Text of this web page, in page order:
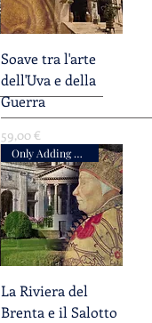
Soave tra l'arte
dell'Uva e della
Guerra
Prezzo
59,00 €
Only Adding Accompaniment
La Riviera del
Brenta e il Salotto